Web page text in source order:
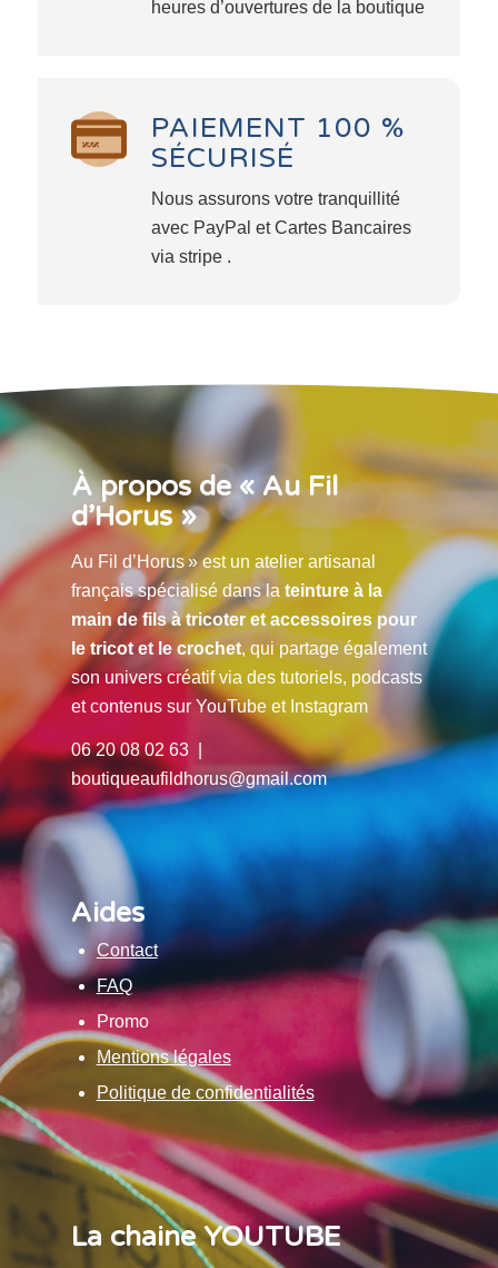
heures d’ouvertures de la boutique
PAIEMENT 100 %
SÉCURISÉ
Nous assurons votre tranquillité
avec PayPal et Cartes Bancaires
via stripe .
À propos de « Au Fil
d’Horus »
Au Fil d’Horus » est un atelier artisanal
français spécialisé dans la teinture à la
main de fils à tricoter et accessoires pour
le tricot et le crochet, qui partage également
son univers créatif via des tutoriels, podcasts
et contenus sur YouTube et Instagram
06 20 08 02 63 |
boutiqueaufildhorus@gmail.com
Aides
Contact
FAQ
Promo
Mentions légales
Politique de confidentialités
La chaine YOUTUBE